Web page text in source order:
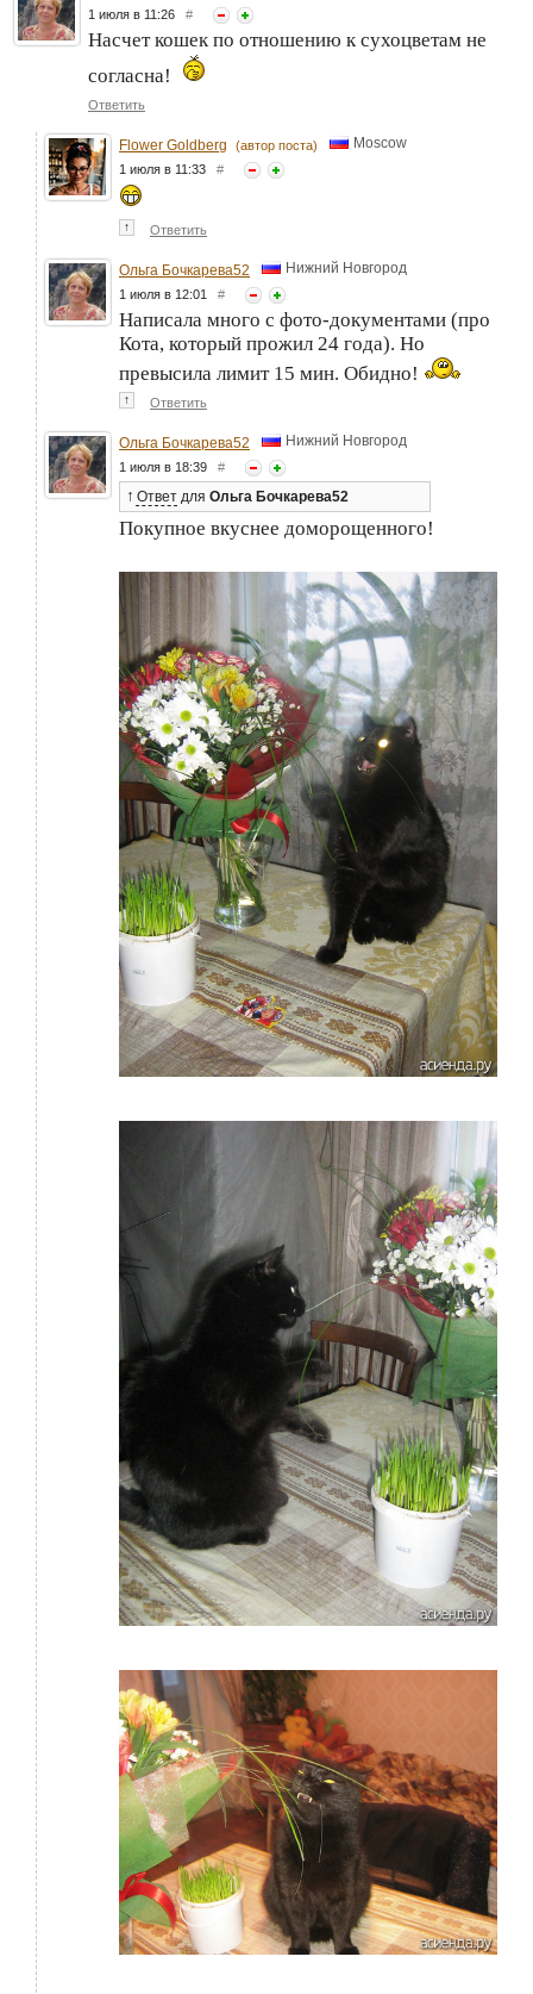
1 июля в 11:26 #
Насчет кошек по отношению к сухоцветам не
согласна!
Ответить
Flower Goldberg (автор поста) Moscow
1 июля в 11:33 #
↑ Ответить
Ольга Бочкарева52 Нижний Новгород
1 июля в 12:01 #
Написала много с фото-документами (про
Кота, который прожил 24 года). Но
превысила лимит 15 мин. Обидно!
↑ Ответить
Ольга Бочкарева52 Нижний Новгород
1 июля в 18:39 #
↑ Ответ для Ольга Бочкарева52
Покупное вкуснее доморощенного!